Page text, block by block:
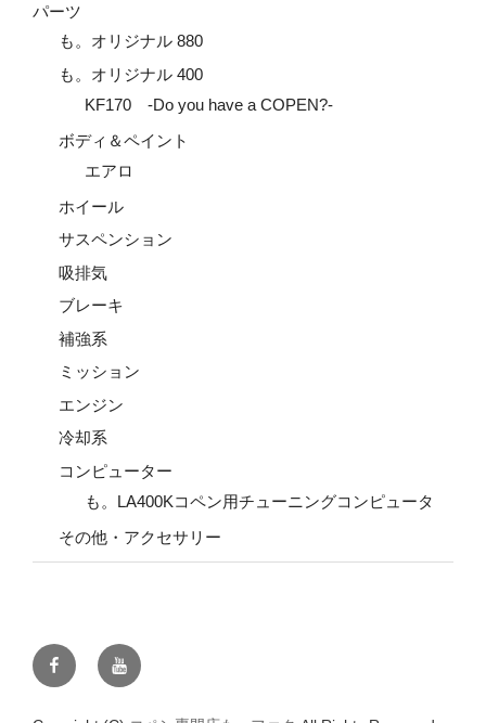
パーツ
も。オリジナル 880
も。オリジナル 400
KF170 -Do you have a COPEN?-
ボディ＆ペイント
エアロ
ホイール
サスペンション
吸排気
ブレーキ
補強系
ミッション
エンジン
冷却系
コンピューター
も。LA400Kコペン用チューニングコンピュータ
その他・アクセサリー
FacebookYouTube